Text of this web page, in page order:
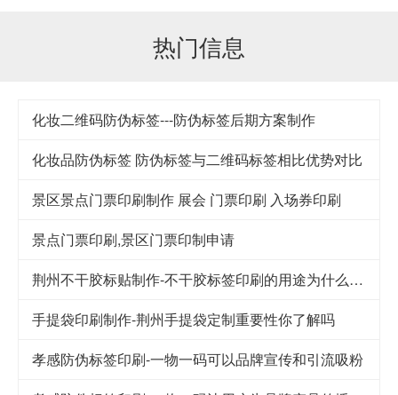
热门信息
化妆二维码防伪标签---防伪标签后期方案制作
化妆品防伪标签 防伪标签与二维码标签相比优势对比
景区景点门票印刷制作 展会 门票印刷 入场券印刷
景点门票印刷,景区门票印制申请
荆州不干胶标贴制作-不干胶标签印刷的用途为什么这么广泛
手提袋印刷制作-荆州手提袋定制重要性你了解吗
孝感防伪标签印刷-一物一码可以品牌宣传和引流吸粉